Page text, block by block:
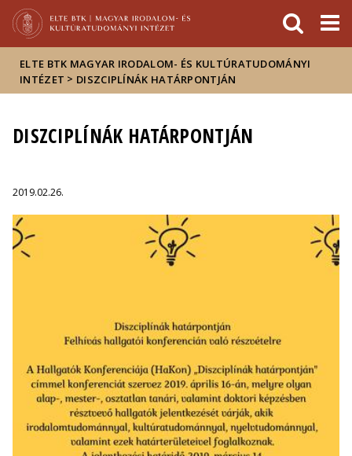
Hírek
Események
ELTE a
sajtóban
ELTE BTK MAGYAR IRODALOM- ÉS KULTÚRATUDOMÁNYI
INTÉZET > DISZCIPLÍNÁK HATÁRPONTJÁN
DISZCIPLÍNÁK HATÁRPONTJÁN
2019.02.26.